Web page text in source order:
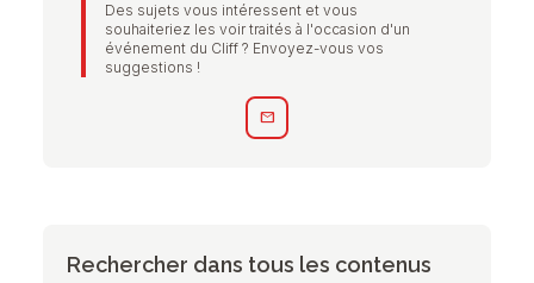
Des sujets vous intéressent et vous
souhaiteriez les voir traités à l'occasion d'un
événement du Cliff ? Envoyez-vous vos
suggestions !
mail
Rechercher dans tous les contenus